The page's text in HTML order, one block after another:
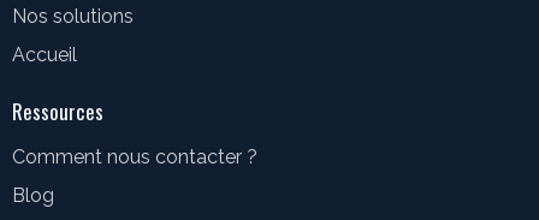
Nos solutions
Accueil
Ressources
Comment nous contacter ?
Blog